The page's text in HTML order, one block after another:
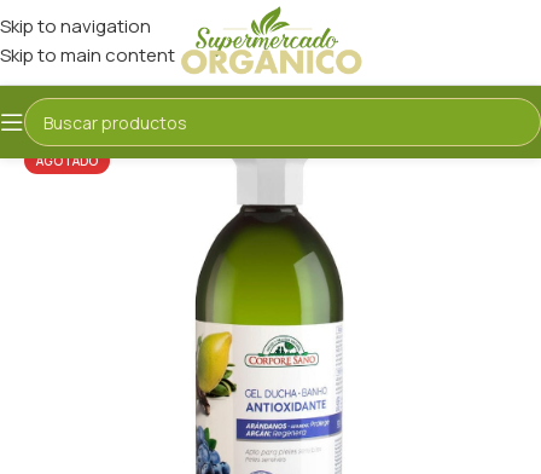
Skip to navigation
Skip to main content
AGOTADO